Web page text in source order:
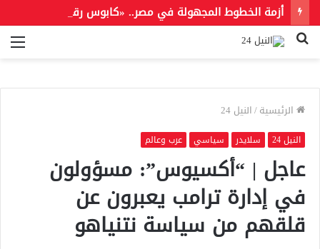
بحث
الرئيسية/النيل 24
النيل 24 سلايدر سياسي عرب وعالم
عاجل | “أكسيوس”: مسؤولون
في إدارة ترامب يعبرون عن
قلقهم من سياسة نتنياهو